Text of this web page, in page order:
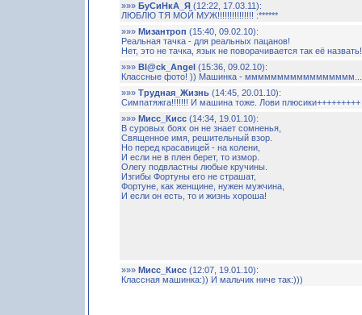
»»» БуСиНкА_Я (12:22, 17.03.11):
ЛЮБЛЮ ТЯ МОЙ МУЖ!!!!!!!!!!!!!!! :******
»»» Мизантроп (15:40, 09.02.10):
Реальная тачка - для реальных пацанов!
Нет, это не тачка, язык не поворачивается так её
»»» Bl@ck_Angel (15:36, 09.02.10):
Классные фото! )) Машинка -
»»» Трудная_Жизнь (14:45, 20.01.10):
Симпатяжга!!!!!!! И машина тоже. Лови плюсики+++++++++
»»» Мисс_Кисс (14:34, 19.01.10):
В суровых боях он не знает сомненья,
Священное имя, решительный взор.
Но перед красавицей - на колени,
И если не в плен берет, то измор.
Олегу подвластны любые кручины.
Изгибы Фортуны его не страшат,
Фортуне, как женщине, нужен мужчина,
И если он есть, то и жизнь хороша!
»»» Мисс_Кисс (12:07, 19.01.10):
Классная машинка:)) И мальчик ниче так:)))